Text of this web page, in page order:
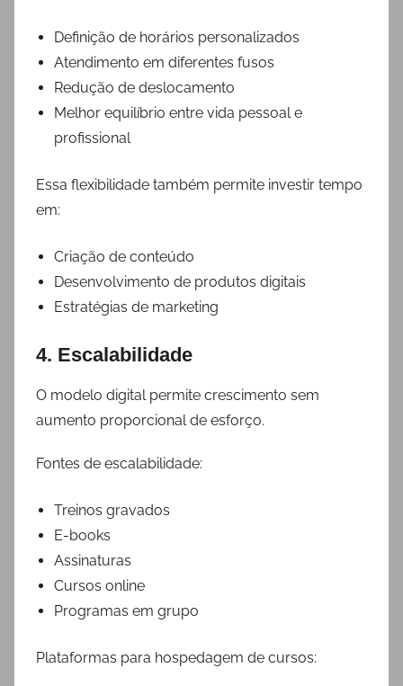
Definição de horários personalizados
Atendimento em diferentes fusos
Redução de deslocamento
Melhor equilíbrio entre vida pessoal e
profissional
Essa flexibilidade também permite investir tempo
em:
Criação de conteúdo
Desenvolvimento de produtos digitais
Estratégias de marketing
4. Escalabilidade
O modelo digital permite crescimento sem
aumento proporcional de esforço.
Fontes de escalabilidade:
Treinos gravados
E-books
Assinaturas
Cursos online
Programas em grupo
Plataformas para hospedagem de cursos: